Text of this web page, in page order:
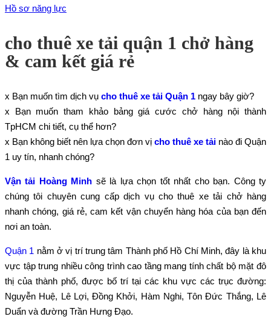
Hồ sơ năng lực
cho thuê xe tải quận 1 chở hàng
& cam kết giá rẻ
x Bạn muốn tìm dịch vụ cho thuê xe tải Quận 1 ngay bây giờ?
x Bạn muốn tham khảo bảng giá cước chở hàng nội thành
TpHCM chi tiết, cụ thể hơn?
x Bạn không biết nên lựa chọn đơn vị cho thuê xe tải nào đi Quận
1 uy tín, nhanh chóng?
Vận tải Hoàng Minh sẽ là lựa chọn tốt nhất cho bạn. Công ty
chúng tôi chuyên cung cấp dịch vụ cho thuê xe tải chở hàng
nhanh chóng, giá rẻ, cam kết vận chuyển hàng hóa của bạn đến
nơi an toàn.
Quận 1 nằm ở vị trí trung tâm Thành phố Hồ Chí Minh, đây là khu
vực tập trung nhiều công trình cao tầng mang tính chất bộ mặt đô
thị của thành phố, được bố trí tại các khu vực các trục đường:
Nguyễn Huệ, Lê Lợi, Đồng Khởi, Hàm Nghi, Tôn Đức Thắng, Lê
Duẩn và đường Trần Hưng Đạo.